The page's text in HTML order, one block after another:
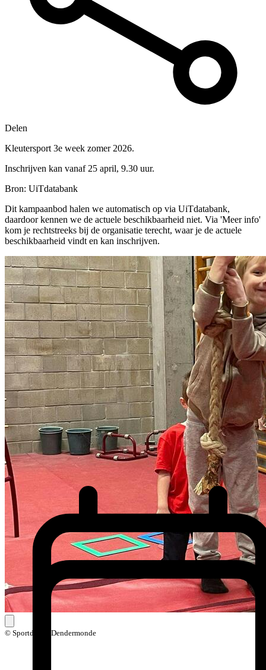
Delen
Kleutersport 3e week zomer 2026.
Inschrijven kan vanaf 25 april, 9.30 uur.
Bron: UiTdatabank
Dit kampaanbod halen we automatisch op via UiTdatabank,
daardoor kennen we de actuele beschikbaarheid niet. Via 'Meer info'
kom je rechtstreeks bij de organisatie terecht, waar je de actuele
beschikbaarheid vindt en kan inschrijven.
© Sportdienst Dendermonde